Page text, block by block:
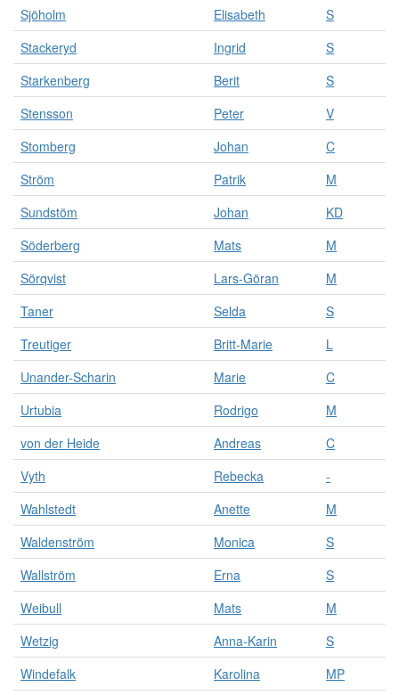
Sjöholm
Elisabeth
S
Stackeryd
Ingrid
S
Starkenberg
Berit
S
Stensson
Peter
V
Stomberg
Johan
C
Ström
Patrik
M
Sundstöm
Johan
KD
Söderberg
Mats
M
Sörqvist
Lars-Göran
M
Taner
Selda
S
Treutiger
Britt-Marie
L
Unander-Scharin
Marie
C
Urtubia
Rodrigo
M
von der Heide
Andreas
C
Vyth
Rebecka
-
Wahlstedt
Anette
M
Waldenström
Monica
S
Wallström
Erna
S
Weibull
Mats
M
Wetzig
Anna-Karin
S
Windefalk
Karolina MP